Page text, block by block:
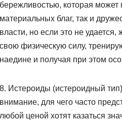
бережливостью, которая может
материальных благ, так и
власти, но если это не
свою физическую силу,
наедине и получая при этом
8. Истероиды (истероидный
внимание, для чего часто
любой ценой хотят казаться